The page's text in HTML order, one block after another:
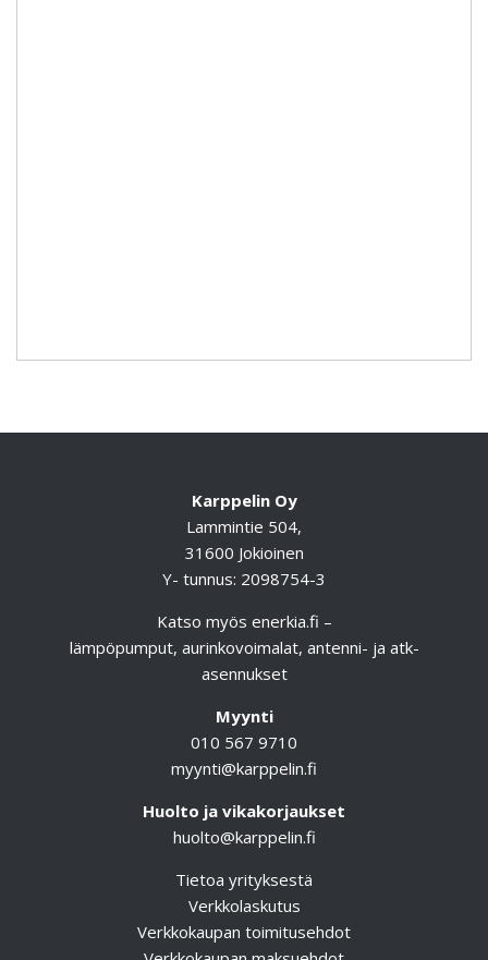
Karppelin Oy
Lammintie 504,
31600 Jokioinen
Y- tunnus: 2098754-3
Katso myös enerkia.fi –
lämpöpumput, aurinkovoimalat, antenni- ja atk-
asennukset
Myynti
010 567 9710
myynti@karppelin.fi
Huolto ja vikakorjaukset
huolto@karppelin.fi
Tietoa yrityksestä
Verkkolaskutus
Verkkokaupan toimitusehdot